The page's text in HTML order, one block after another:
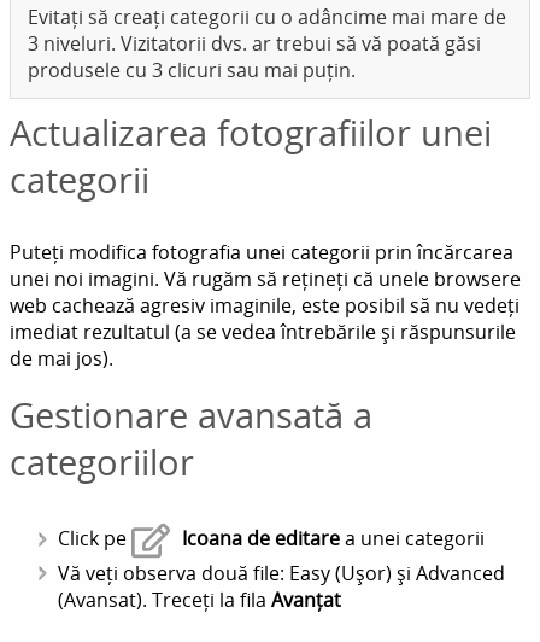
Evitați să creați categorii cu o adâncime mai mare de
3 niveluri. Vizitatorii dvs. ar trebui să vă poată găsi
produsele cu 3 clicuri sau mai puțin.
Actualizarea fotografiilor unei
categorii
Puteți modifica fotografia unei categorii prin încărcarea
unei noi imagini. Vă rugăm să rețineți că unele browsere
web cachează agresiv imaginile, este posibil să nu vedeți
imediat rezultatul (a se vedea întrebările și răspunsurile
de mai jos).
Gestionare avansată a
categoriilor
Click pe Icoana de editarea unei categorii
Vă veți observa două file: Easy (Ușor) și Advanced
(Avansat). Treceți la fila Avanțat